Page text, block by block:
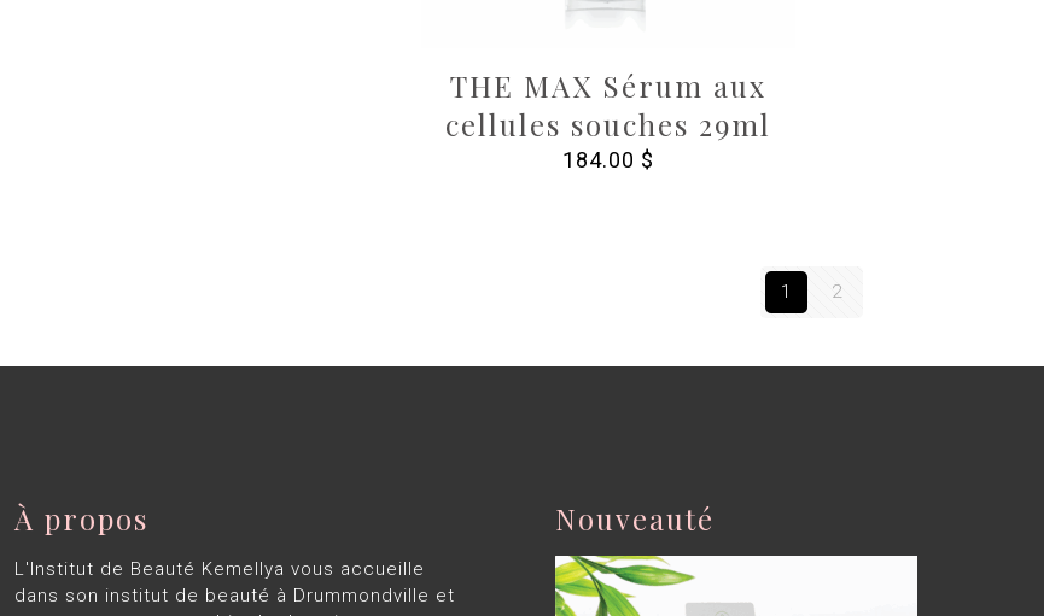
THE MAX Sérum aux
cellules souches 29ml
184.00 $
1 2
À propos
L'Institut de Beauté Kemellya vous accueille
dans son institut de beauté à Drummondville et
Nouveauté